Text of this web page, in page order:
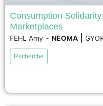
Following the November 13, 2015
11th arrondissement became key
Based on a seven-year
returning to cafés was not simply
voir
Consumption
Marketplaces
FEHL Amy - NEOMA
Recherche